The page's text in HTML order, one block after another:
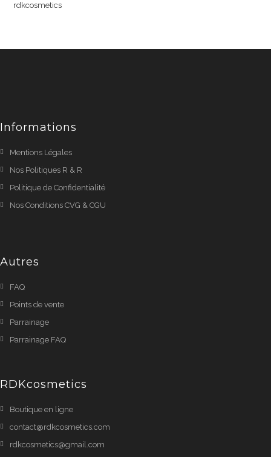
Informations
Mentions Légales
Nos Politiques R & R
Politique de Confidentialité
Nos Conditions CVG & CGU
Autres
FAQ
Points de vente
Parrainage
Parrainage FAQ
RDKcosmetics
Boutique en ligne
contact@rdkcosmetics.com
rdkcosmetics@gmail.com